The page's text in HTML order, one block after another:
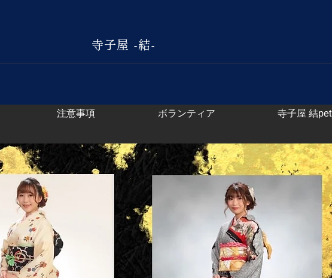
結
寺子屋 -結-
注意事項 ボランティア 寺子屋 結pet